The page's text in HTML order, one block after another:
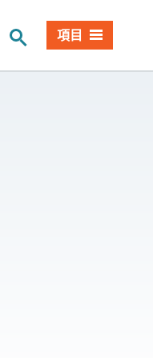
网站搜索項目